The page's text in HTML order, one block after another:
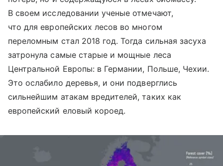
В своем исследовании ученые отмечают,
что для европейских лесов во многом
переломным стал 2018 год. Тогда сильная засуха
затронула самые старые и мощные леса
Центральной Европы: в Германии, Польше, Чехии.
Это ослабило деревья, и они подверглись
сильнейшим атакам вредителей, таких как
европейский еловый короед.